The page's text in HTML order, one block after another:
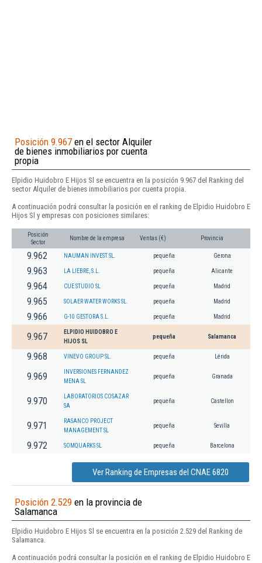
Posición 9.967 en el sector Alquiler
de bienes inmobiliarios por cuenta
propia
Elpidio Huidobro E Hijos Sl se encuentra en la posición 9.967 del Ranking del
sector Alquiler de bienes inmobiliarios por cuenta propia.
A continuación podrá consultar la posición en el ranking de Elpidio Huidobro E
Hijos Sl y empresas con posiciones similares:
Posición
Sector
Nombre de la empresa Ventas (€) Provincia
9.962 NAUMAN INVEST SL. pequeña Gerona
9.963 LA LIEBRE, S.L. pequeña Alicante
9.964 CUE STUDIO SL pequeña Madrid
9.965 SOLAER WATER WORKS SL. pequeña Madrid
9.966 G-10 GESTORA S.L. pequeña Madrid
9.967
ELPIDIO HUIDOBRO E
HIJOS SL
pequeña Salamanca
9.968 VINEVO GROUP SL. pequeña Lérida
9.969
INVERSIONES FERNANDEZ
MENA SL
pequeña Granada
9.970
LABORATORIOS COSAZAR
SA
pequeña Castellon
9.971
RASANCO PROJECT
MANAGEMENT SL
pequeña Sevilla
9.972 SOMQUARKS SL pequeña Barcelona
Ver Ranking de Empresas del CNAE 6820
Posición 2.529 en la provincia de
Salamanca
Elpidio Huidobro E Hijos Sl se encuentra en la posición 2.529 del Ranking de
Salamanca.
A continuación podrá consultar la posición en el ranking de Elpidio Huidobro E